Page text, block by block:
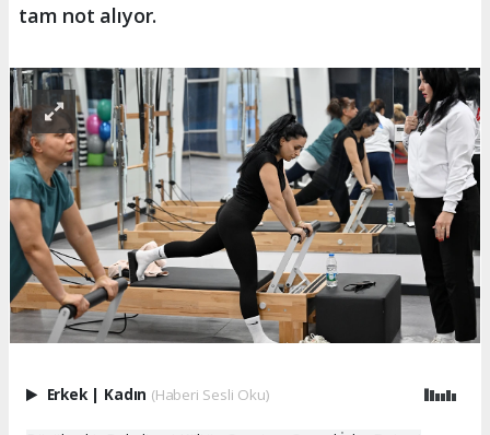
tam not alıyor.
Erkek Kadın (Haberi Sesli Oku)